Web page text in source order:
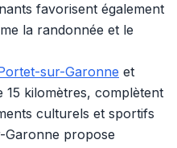
favorisent également
la randonnée et le
sur-Garonne et
15 kilomètres, complètent
culturels et sportifs
Garonne propose